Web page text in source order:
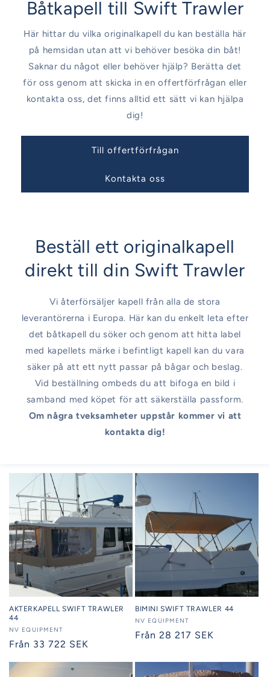
Båtkapell till Swift Trawler
Här hittar du vilka originalkapell du kan beställa här
på hemsidan utan att vi behöver besöka din båt!
Saknar du något eller behöver hjälp? Berätta det
för oss genom att skicka in en offertförfrågan eller
kontakta oss, det finns alltid ett sätt vi kan hjälpa
dig!
Till offertförfrågan
Kontakta oss
Beställ ett originalkapell
direkt till din Swift Trawler
Vi återförsäljer kapell från alla de stora
leverantörerna i Europa. Här kan du enkelt leta efter
det båtkapell du söker och genom att hitta label
med kapellets märke i befintligt kapell kan du vara
säker på att ett nytt passar på bågar och beslag.
Vid beställning ombeds du att bifoga en bild i
samband med köpet för att säkerställa passform.
Om några tveksamheter uppstår kommer vi att
kontakta dig!
AKTERKAPELL SWIFT TRAWLER
44
Säljare:
NV EQUIPMENT
Ordinarie
Från 33 722 SEK
BIMINI SWIFT TRAWLER 44
Säljare:
NV EQUIPMENT
Ordinarie
Från 28 217 SEK